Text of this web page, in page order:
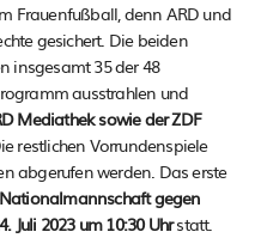
Frauenfußball, denn ARD und
gesichert. Die beiden
insgesamt 35 der 48
ausstrahlen und
Mediathek sowie der ZDF
restlichen Vorrundenspiele
abgerufen werden. Das erste
gegen
Juli 2023 um 10:30 Uhrstatt.